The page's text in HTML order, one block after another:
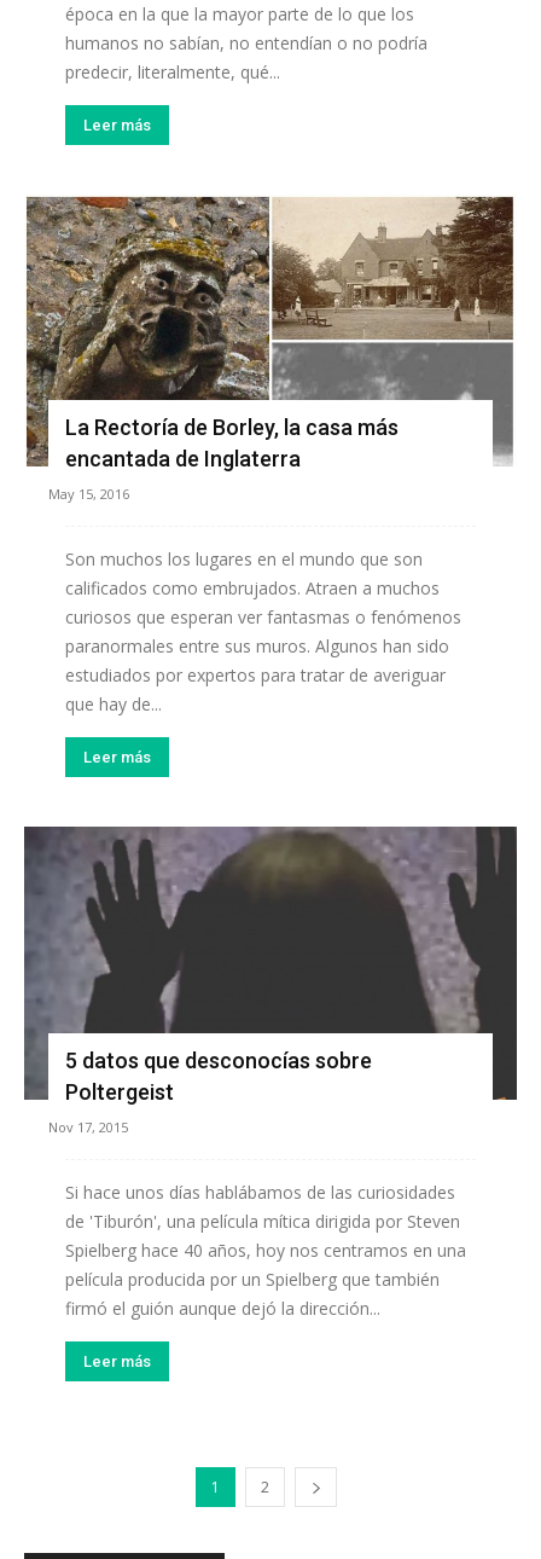
época en la que la mayor parte de lo que los
humanos no sabían, no entendían o no podría
predecir, literalmente, qué...
Leer más
La Rectoría de Borley, la casa más
encantada de Inglaterra
May 15, 2016
Son muchos los lugares en el mundo que son
calificados como embrujados. Atraen a muchos
curiosos que esperan ver fantasmas o fenómenos
paranormales entre sus muros. Algunos han sido
estudiados por expertos para tratar de averiguar
que hay de...
Leer más
5 datos que desconocías sobre
Poltergeist
Nov 17, 2015
Si hace unos días hablábamos de las curiosidades
de 'Tiburón', una película mítica dirigida por Steven
Spielberg hace 40 años, hoy nos centramos en una
película producida por un Spielberg que también
firmó el guión aunque dejó la dirección...
Leer más
1 2